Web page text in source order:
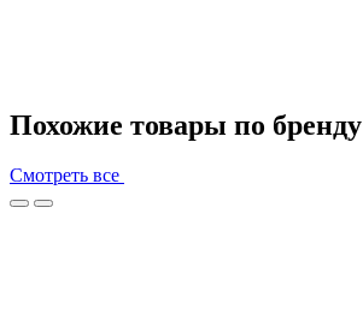
Похожие товары по бренду
Смотреть все